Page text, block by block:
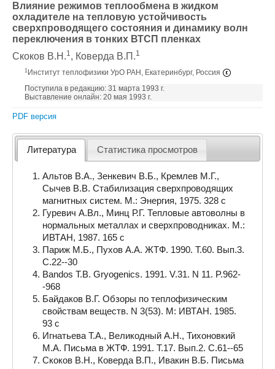
Влияние режимов теплообмена в жидком
охладителе на тепловую устойчивость
сверхпроводящего состояния и динамику волн
переключения в тонких ВТСП пленках
Скоков В.Н.1, Коверда В.П.1
1 Институт теплофизики УрО РАН, Екатеринбург, Россия
Поступила в редакцию: 31 марта 1993 г.
Выставление онлайн: 20 мая 1993 г.
PDF версия
Литература Статистика просмотров
Альтов В.А., Зенкевич В.Б., Кремлев М.Г.,
Сычев В.В. Стабилизация сверхпроводящих
магнитных систем. М.: Энергия, 1975. 328 с
Гуревич А.Вл., Минц Р.Г. Тепловые автоволны в
нормальных металлах и сверхпроводниках. М.:
ИВТАН, 1987. 165 с
Париж М.Б., Пухов А.А. ЖТФ. 1990. Т.60. Вып.3.
С.22--30
Bandos T.B. Gryogenics. 1991. V.31. N 11. P.962-
-968
Байдаков В.Г. Обзоры по теплофизическим
свойствам веществ. N 3(53). М: ИВТАН. 1985.
93 с
Игнатьева Т.А., Великодный А.Н., Тихоновкий
М.А. Письма в ЖТФ. 1991. Т.17. Вып.2. С.61--65
Скоков В.Н., Коверда В.П., Ивакин В.Б. Письма